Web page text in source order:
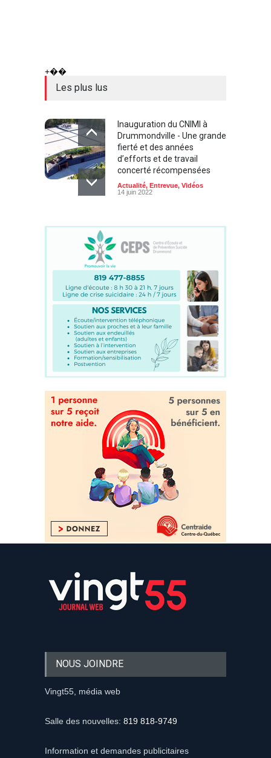
+��
Les plus lus
Inauguration du CNIMI à
Drummondville - Une grande
fierté et des années
d’efforts et de travail
concerté récompensées
Actualité, Entrevue, Vidéos
14 juin 2022
NOUS JOINDRE
Vingt55, média web
Salle des nouvelles: 819 818-9749
Information et demandes publicitaires